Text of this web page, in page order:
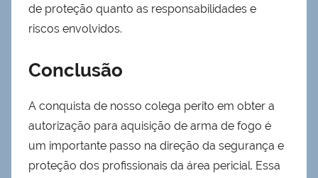
de proteção quanto as responsabilidades e
riscos envolvidos.
Conclusão
A conquista de nosso colega perito em obter a
autorização para aquisição de arma de fogo é
um importante passo na direção da segurança e
proteção dos profissionais da área pericial. Essa